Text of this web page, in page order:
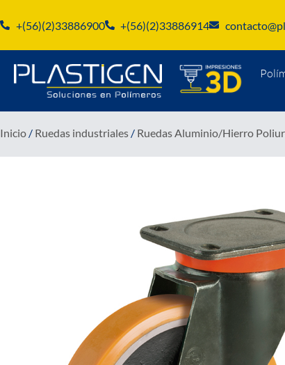
+(56)(2)33886900 +(56)(2)33886914
Inicio / Ruedas industriales / Ruedas Aluminio/Hierro